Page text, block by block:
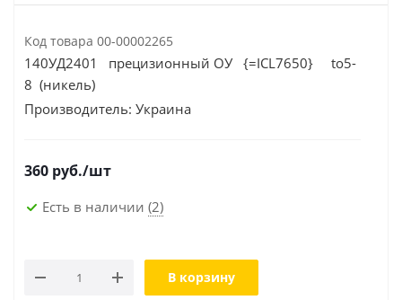
Код товара 00-00002265
140УД2401 прецизионный ОУ {=ICL7650} to5-
8 (никель)
Производитель: Украина
360 руб./шт
Есть в наличии (2)
В корзину